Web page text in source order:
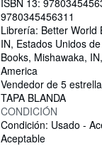
ISBN 13:
9780345456311
Librería: Better World
IN, Estados Unidos
Books, Mishawaka,
America
Vendedor de 5
TAPA BLANDA
CONDICIÓN
Condición: Usado -
Aceptable